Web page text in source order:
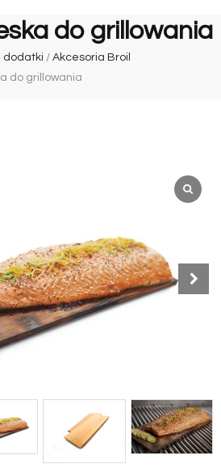
do grillowania
dodatki / Akcesoria Broil
do grillowania